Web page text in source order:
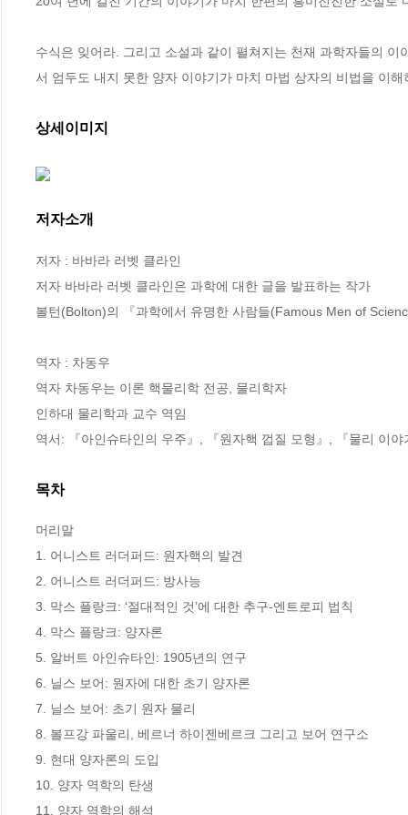
수식은 잊어라. 그리고 소설과 같이 펼쳐지는 천재 과학자들의
서 엄두도 내지 못한 양자 이야기가 마치 마법 상자의 비법을 이
상세이미지
저자소개
저자 : 바바라 러벳 클라인
저자 바바라 러벳 클라인은 과학에 대한 글을 발표하는 작가
볼턴(Bolton)의 『과학에서 유명한 사람들(Famous Men of
역자 : 차동우
역자 차동우는 이론 핵물리학 전공, 물리학자
인하대 물리학과 교수 역임
역서: 『아인슈타인의 우주』, 『원자핵 껍질 모형』, 『물리 이야
목차
머리말
1. 어니스트 러더퍼드: 원자핵의 발견
2. 어니스트 러더퍼드: 방사능
3. 막스 플랑크: ‘절대적인 것’에 대한 추구-엔트로피 법칙
4. 막스 플랑크: 양자론
5. 알버트 아인슈타인: 1905년의 연구
6. 닐스 보어: 원자에 대한 초기 양자론
7. 닐스 보어: 초기 원자 물리
8. 볼프강 파울리, 베르너 하이젠베르크 그리고 보어 연구소
9. 현대 양자론의 도입
10. 양자 역학의 탄생
11. 양자 역학의 해석